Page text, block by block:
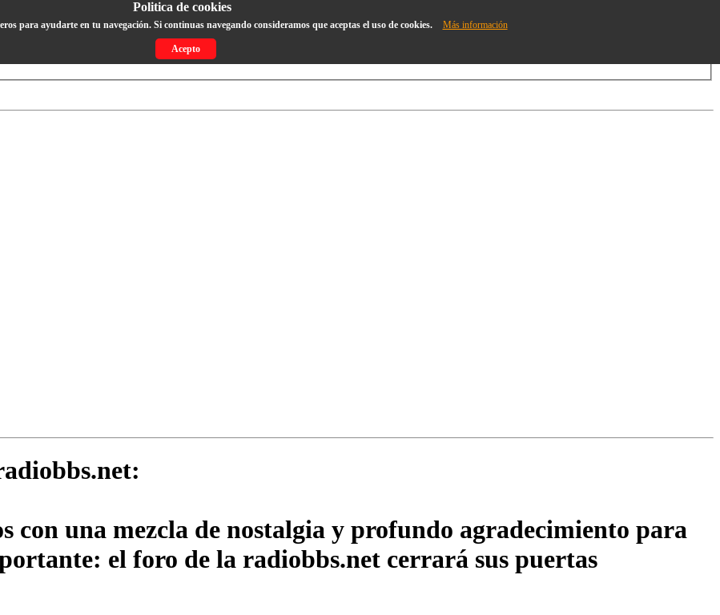
Politica de cookies
para ayudarte en tu navegación. Si continuas navegando consideramos que aceptas el uso de cookies. Más información
Acepto
con una mezcla de nostalgia y profundo agradecimiento para
el foro de la radiobbs.net cerrará sus puertas